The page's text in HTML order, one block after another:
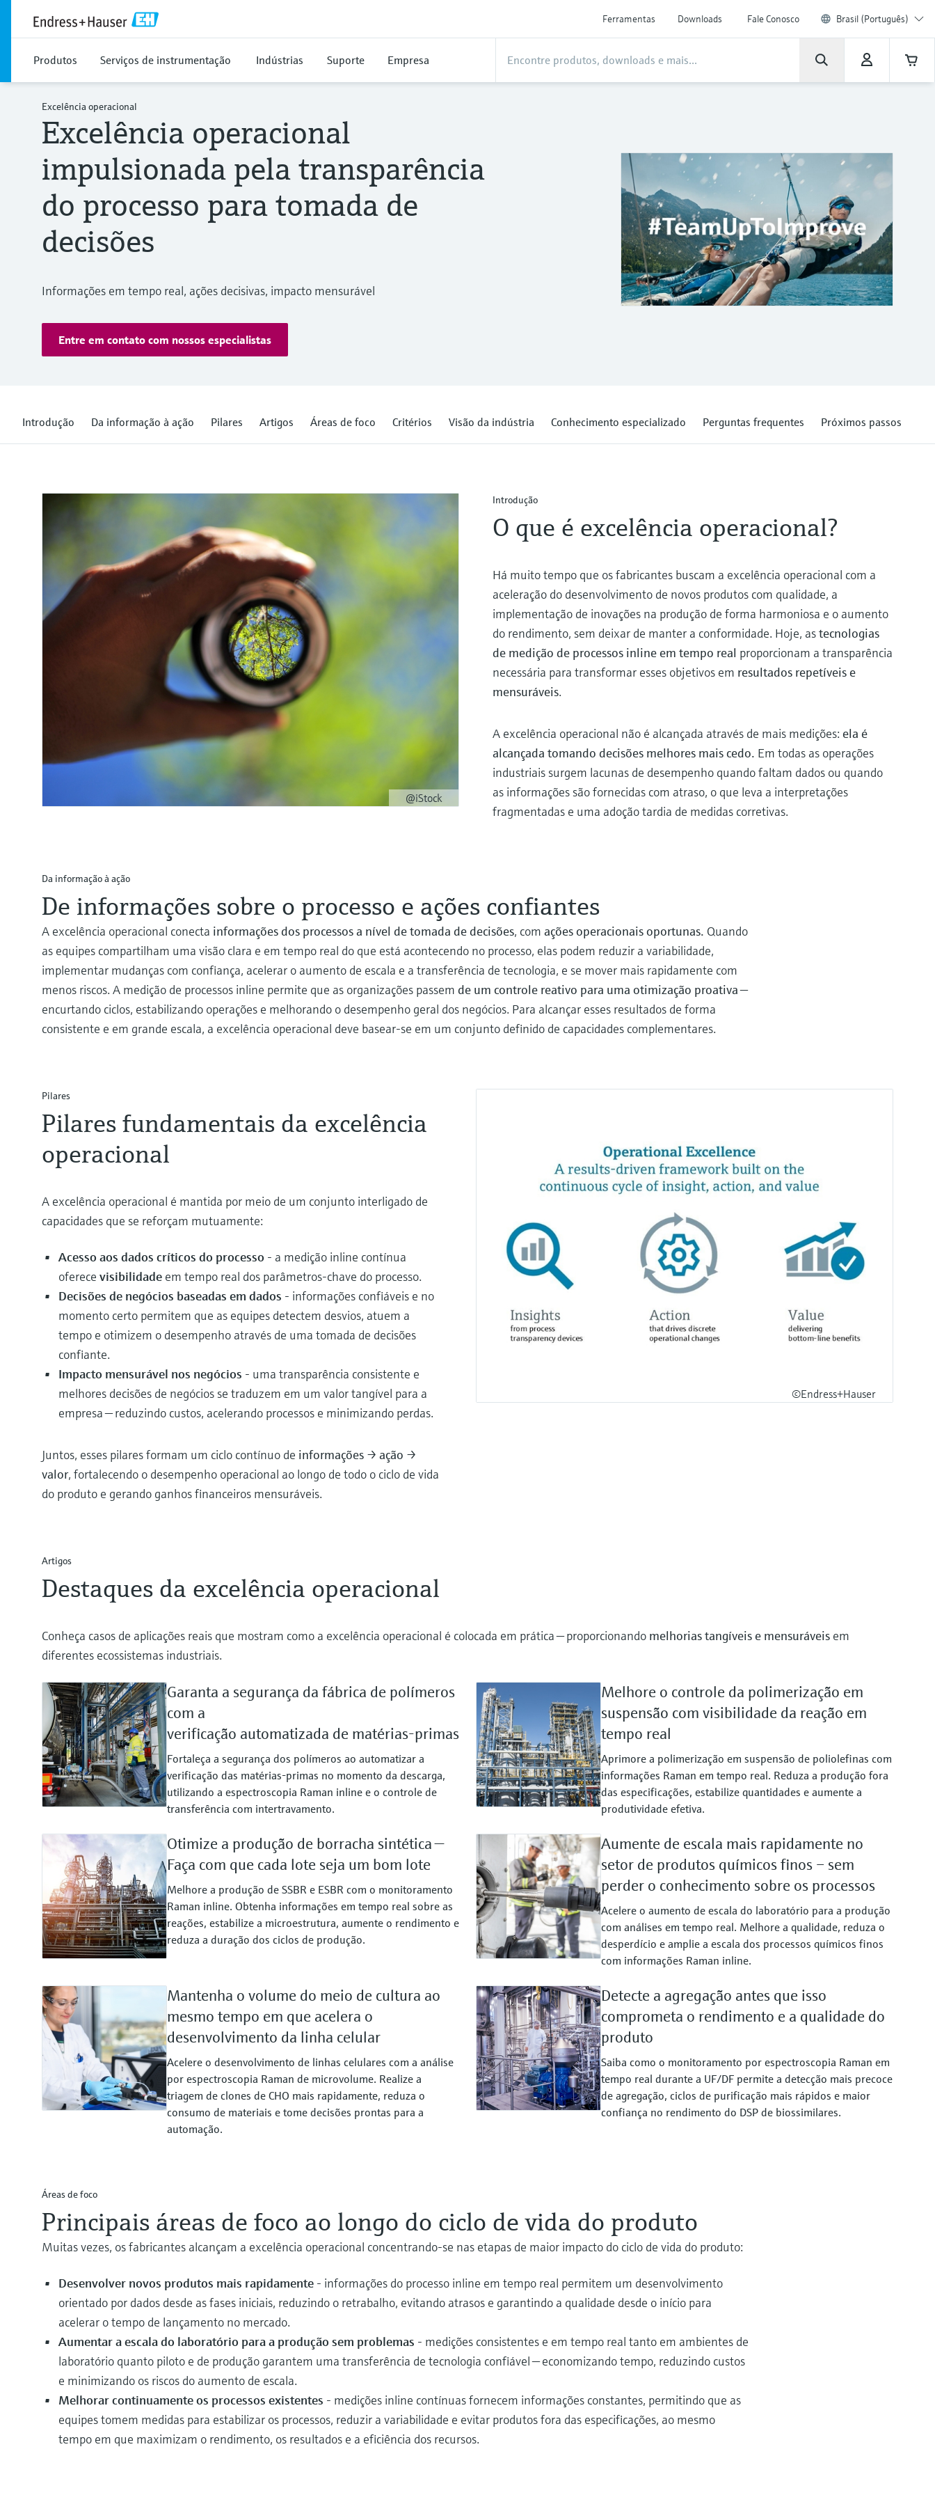
Ferramentas Downloads Fale Conosco Brasil (Português)
Produtos Serviços de instrumentação Indústrias Suporte Empresa
Excelência operacional
Excelência operacional
impulsionada pela transparência
do processo para tomada de
decisões
Informações em tempo real, ações decisivas, impacto mensurável
Entre em contato com nossos especialistas
Introdução Da informação à ação Pilares Artigos Áreas de foco Critérios Visão da indústria Conhecimento especializado Perguntas frequentes Próximos passos
@iStock
Introdução
O que é excelência operacional?
Há muito tempo que os fabricantes buscam a excelência operacional com a
aceleração do desenvolvimento de novos produtos com qualidade, a
implementação de inovações na produção de forma harmoniosa e o aumento
do rendimento, sem deixar de manter a conformidade. Hoje, astecnologias
de medição de processos inline em tempo real proporcionam a transparência
necessária para transformar esses objetivos em resultados repetíveis e
mensuráveis.
A excelência operacional não é alcançada através de mais medições: ela é
alcançada tomando decisões melhores mais cedo. Em todas as operações
industriais surgem lacunas de desempenho quando faltam dados ou quando
as informações são fornecidas com atraso, o que leva a interpretações
fragmentadas e uma adoção tardia de medidas corretivas.
Da informação à ação
De informações sobre o processo e ações confiantes
A excelência operacional conecta informações dos processos a nível de tomada de decisões, com ações operacionais oportunas. Quando
as equipes compartilham uma visão clara e em tempo real do que está acontecendo no processo, elas podem reduzir a variabilidade,
implementar mudanças com confiança, acelerar o aumento de escala e a transferência de tecnologia, e se mover mais rapidamente com
menos riscos. A medição de processos inline permite que as organizações passem de um controle reativo para uma otimização proativa—
encurtando ciclos, estabilizando operações e melhorando o desempenho geral dos negócios. Para alcançar esses resultados de forma
consistente e em grande escala, a excelência operacional deve basear-se em um conjunto definido de capacidades complementares.
©Endress+Hauser
Pilares
Pilares fundamentais da excelência
operacional
A excelência operacional é mantida por meio de um conjunto interligado de
capacidades que se reforçam mutuamente:
Acesso aos dados críticos do processo - a medição inline contínua
oferece visibilidade em tempo real dos parâmetros-chave do processo.
Decisões de negócios baseadas em dados - informações confiáveis e no
momento certo permitem que as equipes detectem desvios, atuem a
tempo e otimizem o desempenho através de uma tomada de decisões
confiante.
Impacto mensurável nos negócios - uma transparência consistente e
melhores decisões de negócios se traduzem em um valor tangível para a
empresa — reduzindo custos, acelerando processos e minimizando perdas.
Juntos, esses pilares formam um ciclo contínuo de informações → ação →
valor, fortalecendo o desempenho operacional ao longo de todo o ciclo de vida
do produto e gerando ganhos financeiros mensuráveis.
Artigos
Destaques da excelência operacional
Conheça casos de aplicações reais que mostram como a excelência operacional é colocada em prática — proporcionando melhorias tangíveis e mensuráveis em
diferentes ecossistemas industriais.
Garanta a segurança da fábrica de polímeros
com a
verificação automatizada de matérias-primas
Fortaleça a segurança dos polímeros ao automatizar a
verificação das matérias-primas no momento da descarga,
utilizando a espectroscopia Raman inline e o controle de
transferência com intertravamento.
Melhore o controle da polimerização em
suspensão com visibilidade da reação em
tempo real
Aprimore a polimerização em suspensão de poliolefinas com
informações Raman em tempo real. Reduza a produção fora
das especificações, estabilize quantidades e aumente a
produtividade efetiva.
Otimize a produção de borracha sintética —
Faça com que cada lote seja um bom lote
Melhore a produção de SSBR e ESBR com o monitoramento
Raman inline. Obtenha informações em tempo real sobre as
reações, estabilize a microestrutura, aumente o rendimento e
reduza a duração dos ciclos de produção.
Aumente de escala mais rapidamente no
setor de produtos químicos finos – sem
perder o conhecimento sobre os processos
Acelere o aumento de escala do laboratório para a produção
com análises em tempo real. Melhore a qualidade, reduza o
desperdício e amplie a escala dos processos químicos finos
com informações Raman inline.
Mantenha o volume do meio de cultura ao
mesmo tempo em que acelera o
desenvolvimento da linha celular
Acelere o desenvolvimento de linhas celulares com a análise
por espectroscopia Raman de microvolume. Realize a
triagem de clones de CHO mais rapidamente, reduza o
consumo de materiais e tome decisões prontas para a
automação.
Detecte a agregação antes que isso
comprometa o rendimento e a qualidade do
produto
Saiba como o monitoramento por espectroscopia Raman em
tempo real durante a UF/DF permite a detecção mais precoce
de agregação, ciclos de purificação mais rápidos e maior
confiança no rendimento do DSP de biossimilares.
Áreas de foco
Principais áreas de foco ao longo do ciclo de vida do produto
Muitas vezes, os fabricantes alcançam a excelência operacional concentrando-se nas etapas de maior impacto do ciclo de vida do produto:
Desenvolver novos produtos mais rapidamente - informações do processo inline em tempo real permitem um desenvolvimento
orientado por dados desde as fases iniciais, reduzindo o retrabalho, evitando atrasos e garantindo a qualidade desde o início para
acelerar o tempo de lançamento no mercado.
Aumentar a escala do laboratório para a produção sem problemas - medições consistentes e em tempo real tanto em ambientes de
laboratório quanto piloto e de produção garantem uma transferência de tecnologia confiável — economizando tempo, reduzindo custos
e minimizando os riscos do aumento de escala.
Melhorar continuamente os processos existentes - medições inline contínuas fornecem informações constantes, permitindo que as
equipes tomem medidas para estabilizar os processos, reduzir a variabilidade e evitar produtos fora das especificações, ao mesmo
tempo em que maximizam o rendimento, os resultados e a eficiência dos recursos.